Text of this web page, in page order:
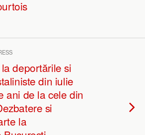
deportările si
din iulie
ani de la cele din
si
la